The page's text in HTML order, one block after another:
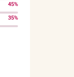
45%
35%